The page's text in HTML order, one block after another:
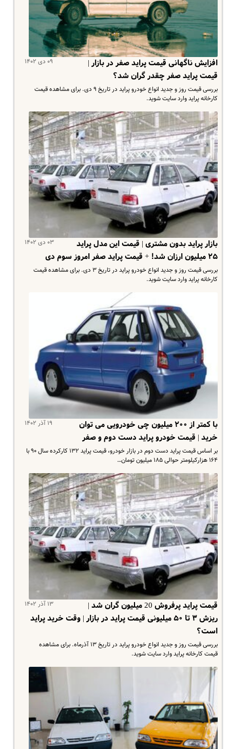
۰۹ دی ۱۴۰۲
افزایش ناگهانی قیمت پراید صفر در بازار |
قیمت پراید صفر چقدر گران شد؟
بررسی قیمت روز و جدید انواع خودرو پراید در تاریخ ۹ دی. برای مشاهده قیمت
کارخانه پراید وارد سایت شوید.
۰۳ دی ۱۴۰۲
بازار پراید بدون مشتری | قیمت این مدل پراید
۲۵ میلیون ارزان شد! + قیمت پراید صفر امروز سوم دی
بررسی قیمت روز و جدید انواع خودرو پراید در تاریخ ۳ دی. برای مشاهده قیمت
کارخانه پراید وارد سایت شوید.
۱۹ آذر ۱۴۰۲
با کمتر از ۲۰۰ میلیون چی خودرویی می توان
خرید | قیمت خودرو پراید دست دوم و صفر
بر اساس قیمت پراید دست دوم در بازار خودرو، قیمت پراید ۱۳۲ کارکرده سال ۹۰ با
۱۶۴ هزارکیلومتر حوالی ۱۸۵ میلیون تومان…
۱۳ آذر ۱۴۰۲
قیمت پراید پرفروش 20 میلیون گران شد |
ریزش ۳ تا ۵۰ میلیونی قیمت پراید در بازار | وقت خرید پراید
است؟
بررسی قیمت روز و جدید انواع خودرو پراید در تاریخ ۱۳ آذرماه. برای مشاهده
قیمت کارخانه پراید وارد سایت شوید.